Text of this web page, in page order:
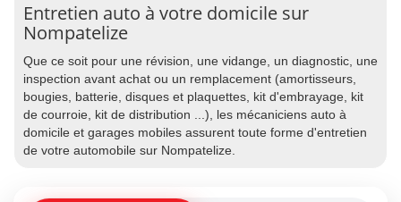
Entretien auto à votre domicile sur
Nompatelize
Que ce soit pour une révision, une vidange, un diagnostic, une
inspection avant achat ou un remplacement (amortisseurs,
bougies, batterie, disques et plaquettes, kit d'embrayage, kit
de courroie, kit de distribution ...), les mécaniciens auto à
domicile et garages mobiles assurent toute forme d'entretien
de votre automobile sur Nompatelize.